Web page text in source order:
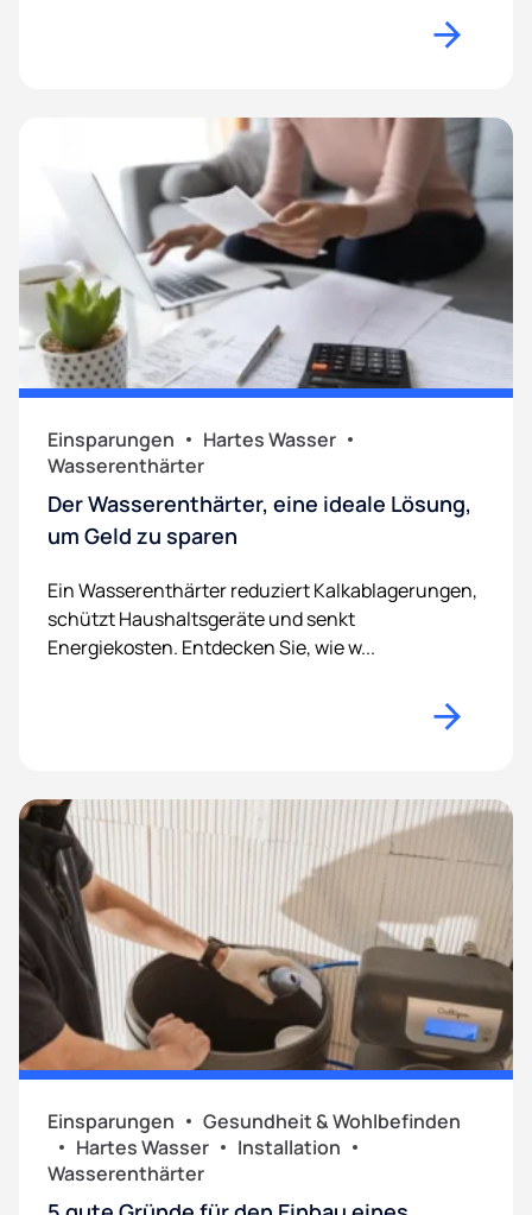
Einsparungen
Hartes Wasser
Wasserenthärter
Der Wasserenthärter, eine ideale Lösung,
um Geld zu sparen
Ein Wasserenthärter reduziert Kalkablagerungen,
schützt Haushaltsgeräte und senkt
Energiekosten. Entdecken Sie, wie w...
Einsparungen
Gesundheit & Wohlbefinden
Hartes Wasser
Installation
Wasserenthärter